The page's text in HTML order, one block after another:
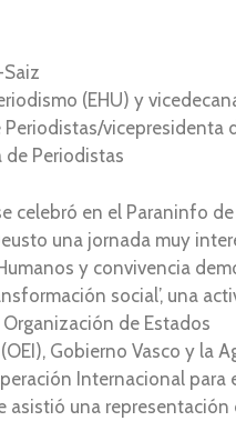
(EHU) y
Periodistas/vicepresidenta
de Periodistas
celebró en el Paraninfo
una jornada muy
y convivencia
social’, una
de Estados
Gobierno Vasco y la
Internacional para
asistió una representación